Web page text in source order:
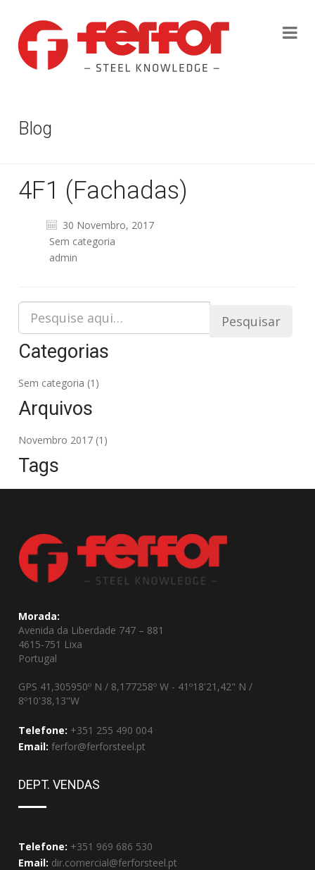
Blog
4F1 (Fachadas)
30 Novembro, 2017
Sem categoria
admin
Pesquisar
Categorias
Sem categoria (1)
Arquivos
Novembro 2017 (1)
Tags
Morada:
Avenida da Liberdade 747 – 881
4615-751 Lixa
Portugal
GPS 41,305950º N / 8,177258º W - 41º18'21,42" N /
8º10'38,13"W
Telefone: +351 255 490 004
Email: ferfor@ferforsteel.pt
DEPT. VENDAS
Telefone: +351 969 686 530
Email: dir.comercial@ferforsteel.pt